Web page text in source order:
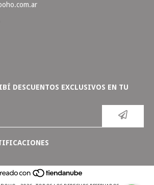
DESCUENTOS EXCLUSIVOS EN TU